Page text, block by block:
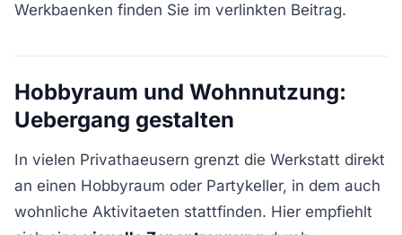
Werkbaenken finden Sie im verlinkten Beitrag.
Hobbyraum und Wohnnutzung:
Uebergang gestalten
In vielen Privathaeusern grenzt die Werkstatt direkt
an einen Hobbyraum oder Partykeller, in dem auch
wohnliche Aktivitaeten stattfinden. Hier empfiehlt